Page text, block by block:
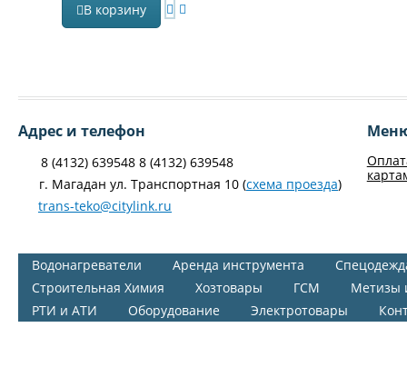
В корзину
Адрес и телефон
8 (4132) 639548 8 (4132) 639548
г. Магадан ул. Транспортная 10 (схема проезда)
trans-teko@citylink.ru
Водонагреватели Аренда инструмента
Строительная Химия
Хозтовары ГСМ
Метизы
РТИ и АТИ
Оборудование Электротовары